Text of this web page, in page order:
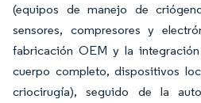
(equipos de manejo de
sensores, compresores y
fabricación OEM y la
cuerpo completo, dispositivos
criocirugía), seguido de la